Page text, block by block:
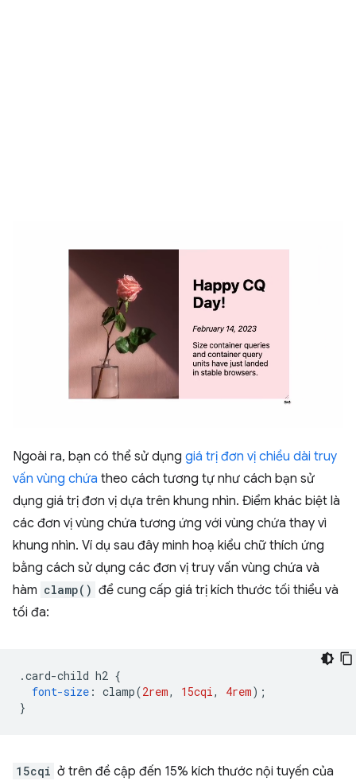
Ngoài ra, bạn có thể sử dụng giá trị đơn vị chiều dài truy
vấn vùng chứa theo cách tương tự như cách bạn sử
dụng giá trị đơn vị dựa trên khung nhìn. Điểm khác biệt là
các đơn vị vùng chứa tương ứng với vùng chứa thay vì
khung nhìn. Ví dụ sau đây minh hoạ kiểu chữ thích ứng
bằng cách sử dụng các đơn vị truy vấn vùng chứa và
hàm clamp() để cung cấp giá trị kích thước tối thiểu và
tối đa:
.card-child h2 {
font-size : clamp(2rem, 15cqi, 4rem);
}
15cqi ở trên đề cập đến 15% kích thước nội tuyến của